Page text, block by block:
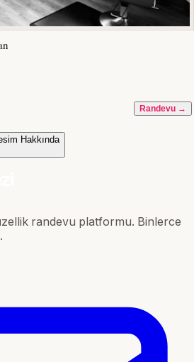
Randevu →
Hakkında
randevu platformu. Binlerce